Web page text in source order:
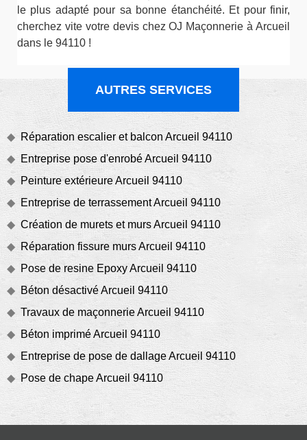
le plus adapté pour sa bonne étanchéité. Et pour finir,
cherchez vite votre devis chez OJ Maçonnerie à Arcueil
dans le 94110 !
AUTRES SERVICES
Réparation escalier et balcon Arcueil 94110
Entreprise pose d'enrobé Arcueil 94110
Peinture extérieure Arcueil 94110
Entreprise de terrassement Arcueil 94110
Création de murets et murs Arcueil 94110
Réparation fissure murs Arcueil 94110
Pose de resine Epoxy Arcueil 94110
Béton désactivé Arcueil 94110
Travaux de maçonnerie Arcueil 94110
Béton imprimé Arcueil 94110
Entreprise de pose de dallage Arcueil 94110
Pose de chape Arcueil 94110